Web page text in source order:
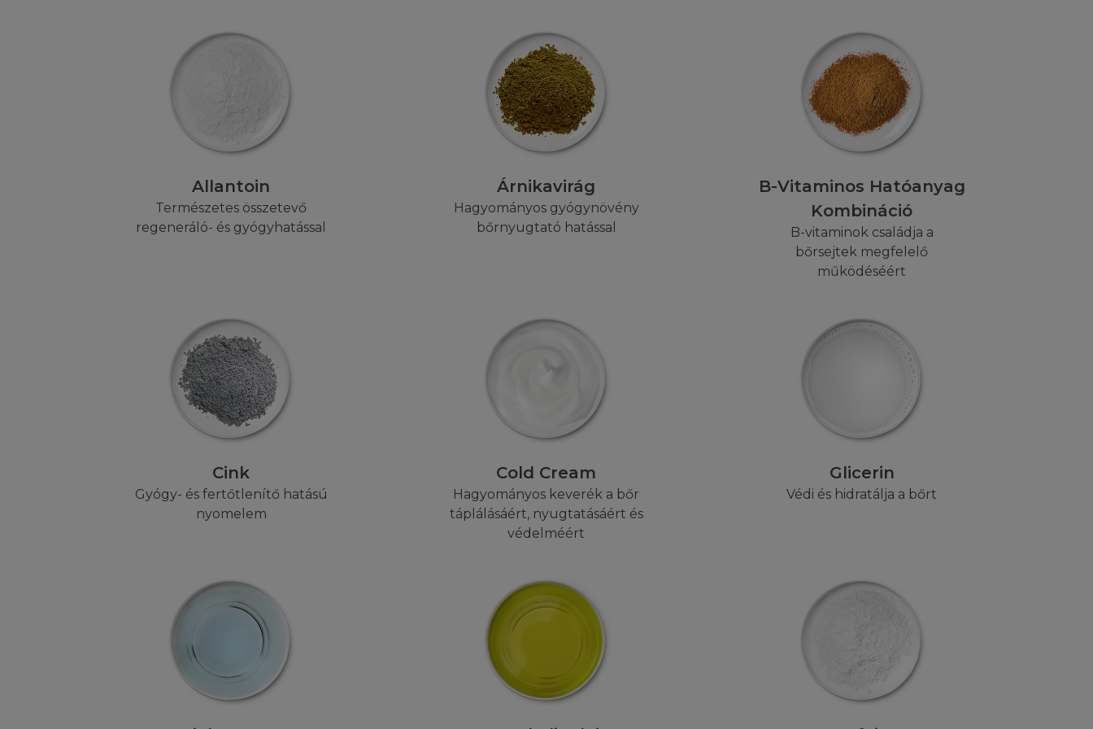
Allantoin
Természetes összetevő
regeneráló- és gyógyhatással
Árnikavirág
Hagyományos gyógynövény
bőrnyugtató hatással
B-Vitaminos Hatóanyag
Kombináció
B-vitaminok családja a
bőrsejtek megfelelő
működéséért
Cink
Gyógy- és fertőtlenítő hatású
nyomelem
Cold Cream
Hagyományos keverék a bőr
táplálásáért, nyugtatásáért és
védelméért
Glicerin
Védi és hidratálja a bőrt
kapcsolódnak, vagy amelyekre hivatkoznak.
A Honlap egy szellemi termék, melyet a szellemi tulajdonjog véd. A Honlap, beleértve (de
nem limitálva) annak tartalmára, szövegére, software, videó, zene, hang, grafika, fénykép,
név, logó, illusztráció, műalkotás, védjegy, szolgáltatási jegy és más anyagokat ('Tartalom"")
szerzői jog, védjegy és/vagy más tulajdonjog véd. A Tartalom magába foglalja mind a L'Oréal
tulajdonában lévő, és általa irányított, vagy egy harmadik fél által birtokolt, a L'Oréal-nak
engedélyezett tartalmakat. Minden különálló cikket, riportot, és bármilyen más tartalmat,
amely a Honlapot alkotja, szerzői jog védheti. Ön beleegyezik, hogy a védjegy jogok vagy
bármilyen más jogszabályt figyelembe véve használja a Honlapot. A honlapon elérhető
információk és egyéb anyagok szerzői jogi védelem alatt állnak, az ezekhez fűződő jogok
gyakorlása kizárólag a L'Oréalt illetik meg. A védjegyoltalom jogosultja a L'Oréal. Ön
beleegyezik abba, hogy írásban értesíti a L'Oréal-t, ha bármilyen engedélyezetlen
használatot vagy hozzáférést észlel a Honlapon vagy annak tartalmában, bármilyen szerzői
jog, védjegy vagy más szerződésben foglalt, a felek törvényes jogait megszegi. A L'Oréal
előzetes írásbeli hozzájárulása nélkül tilos ezen honlaphoz bármilyen kapcsolást (linket)
foglalt jogkövetkezményeket vonhat maga után.
LETÖLTÉSI JOGOK
felhasználási engedély kizárólag a weboldalak egy eredeti példányának kezelését, illetve
annak archiválását teszi lehetővé. Nem tarthat fent semmilyen jogot a Honlapra vagy annak
tartalmára, a Honlapról való letöltésre a limitált felhasználói jogokon kívül, amik egységben
vannak a Felhasználói Feltételekkel. Az e szekcióban felsoroltakon kívül tilos másolni,
reprodukálni, átírni, szétszedni, szétküldeni, kiadni, kiállítani, előadni, módosítani, feltölteni,
kreálni vagy deriválni a tartalmakat, vagy bármilyen más módon kihasználni a Honlap
bármely részét.